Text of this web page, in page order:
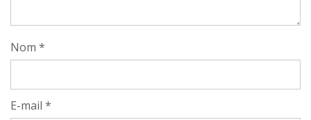
Nom *
E-mail *